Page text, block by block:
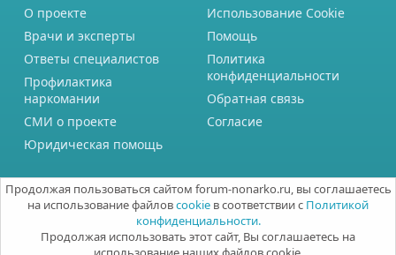
О проекте
Врачи и эксперты
Ответы специалистов
Профилактика
наркомании
СМИ о проекте
Юридическая помощь
Использование Cookie
Помощь
Политика
конфиденциальности
Обратная связь
Согласие
Продолжая пользоваться сайтом forum-nonarko.ru, вы соглашаетесь
на использование файловcookie в соответствии с Политикой
конфиденциальности.
Продолжая использовать этот сайт, Вы соглашаетесь на